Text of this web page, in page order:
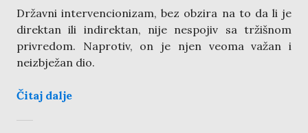
Državni intervencionizam, bez obzira na to da li je
direktan ili indirektan, nije nespojiv sa tržišnom
privredom. Naprotiv, on je njen veoma važan i
neizbježan dio.
Čitaj dalje